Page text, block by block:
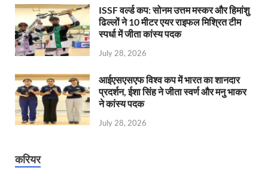
ISSF वर्ल्ड कप: सोनम उत्तम मस्कर और हिमांशु
ढिल्लों ने 10 मीटर एयर राइफल मिश्रित टीम
स्पर्धा में जीता कांस्य पदक
July 28, 2026
आईएसएसएफ विश्व कप में भारत का शानदार
प्रदर्शन, ईशा सिंह ने जीता स्वर्ण और मनु भाकर
ने कांस्य पदक
July 28, 2026
करियर